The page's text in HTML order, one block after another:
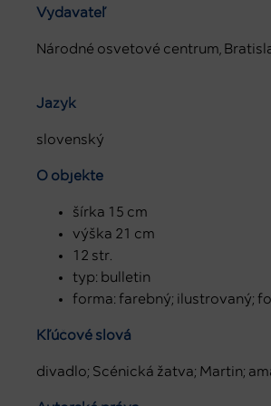
Vydavateľ
Národné osvetové centrum,
Jazyk
slovenský
O objekte
šírka 15 cm
výška 21 cm
12 str.
typ: bulletin
forma: farebný; ilustrovaný;
Kľúčové slová
divadlo; Scénická žatva; Martin;